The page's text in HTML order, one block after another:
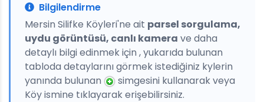
Bilgilendirme
Mersin Silifke Köyleri'ne ait parsel sorgulama,
uydu görüntüsü, canlı kamera ve daha
detaylı bilgi edinmek için , yukarıda bulunan
tabloda detaylarını görmek istediğiniz kylerin
yanında bulunan
simgesini kullanarak veya
Köy ismine tıklayarak erişebilirsiniz.